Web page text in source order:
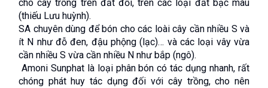
cho cây trồng trên đất đồi, trên các loại đất bạc màu
(thiếu Lưu huỳnh).
SA chuyên dùng để bón cho các loài cây cần nhiều S và
ít N như đỗ đen, đậu phộng (lạc)… và các loại vây vừa
cần nhiều S vừa cần nhiều N như bắp (ngô).
Amoni Sunphat là loại phân bón có tác dụng nhanh, rất
chóng phát huy tác dụng đối với cây trồng, cho nên